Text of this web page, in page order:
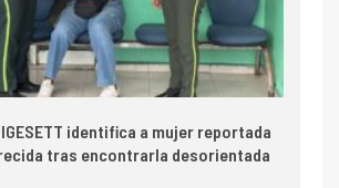
identifica a mujer reportada
tras encontrarla desorientada